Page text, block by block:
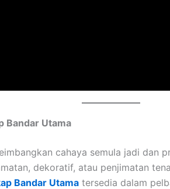
Bandar Utama
cahaya semula jadi dan
dekoratif, atau penjimatan
Bandar Utama tersedia dalam